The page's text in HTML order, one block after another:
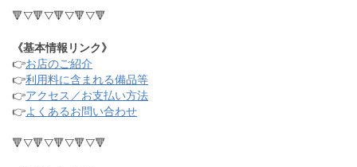
🔻▽🔻▽🔻▽🔻▽🔻
《基本情報リンク》
👉お店のご紹介
👉利用料に含まれる備品等
👉アクセス／お支払い方法
👉よくあるお問い合わせ
🔻▽🔻▽🔻▽🔻▽🔻